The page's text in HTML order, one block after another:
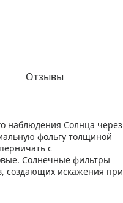
Отзывы
наблюдения Солнца через
фольгу толщиной
с
Солнечные фильтры
создающих искажения при